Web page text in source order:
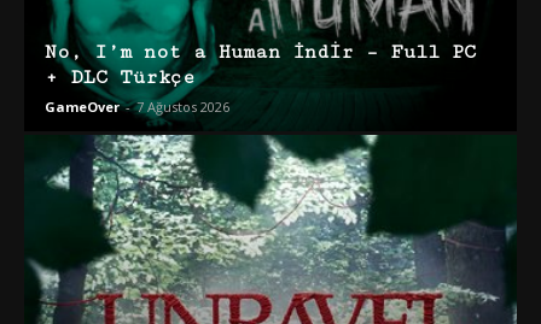
No, I’m not a Human İndir – Full PC
+ DLC Türkçe
GameOver - 7 Ağustos 2026